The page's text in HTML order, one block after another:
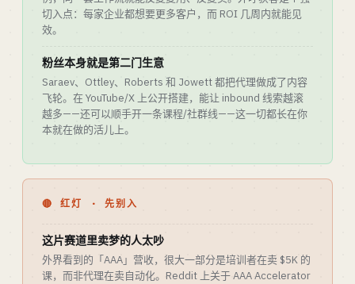
切入点：每家企业都想要更多客户，而 ROI 几周内就能见
效。
粉丝本身就是第二门生意
Saraev、Ottley、Roberts 和 Jowett 都把代理做成了内容
飞轮。在 YouTube/X 上公开搭建，能让 inbound 线索越滚
越多——还可以顺手开一条课程/社群线——这一切都长在你
本就在做的活儿上。
🔴 红灯 · 先别入
这片赛道里卖梦的人太吵
外界看到的「AAA」营收，很大一部分是培训者在卖 $5K 的
课，而非代理在卖自动化。Reddit 上关于 AAA Accelerator